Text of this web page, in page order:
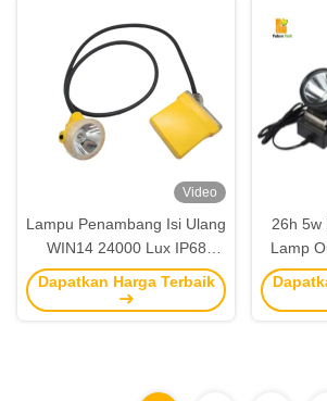
Video
Lampu Penambang Isi Ulang
WIN14 24000 Lux IP68
untuk Penambangan
Batubara
Dapatkan Harga Terbaik
26h 5w
Lamp
LED